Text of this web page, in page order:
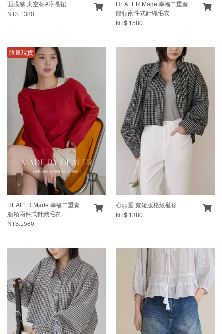
面膜感 太空棉A字長裙
NT$.1380
HEALER Made 幸福二重奏
船領兩件式針織毛衣
NT$.1580
限量現貨
HEALER Made 幸福二重奏
船領兩件式針織毛衣
NT$.1580
心頭愛 寬短版格紋襯衫
NT$.1380